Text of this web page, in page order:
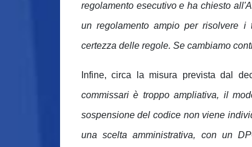
regolamento esecutivo e ha chiesto
un regolamento ampio per risolvere i
certezza delle regole. Se cambiamo
Infine, circa la misura prevista dal
commissari è troppo ampliativa, il
sospensione del codice non viene
una scelta amministrativa, con un